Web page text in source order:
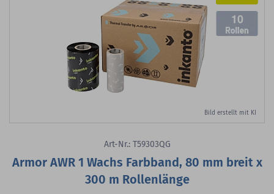
10
Bild erstellt mit KI
Art-Nr.: T59303QG
Armor AWR 1 Wachs Farbband, 80 mm breit x
300 m Rollenlänge